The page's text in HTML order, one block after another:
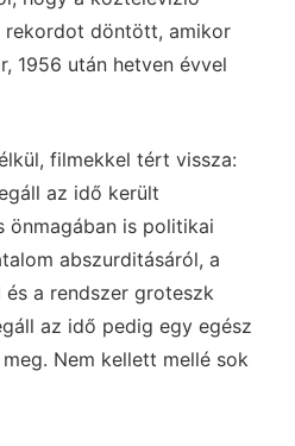
rekordot döntött, amikor
1956 után hetven évvel
filmekkel tért vissza:
az idő került
önmagában is politikai
abszurditásáról, a
a rendszer groteszk
az idő pedig egy egész
Nem kellett mellé sok